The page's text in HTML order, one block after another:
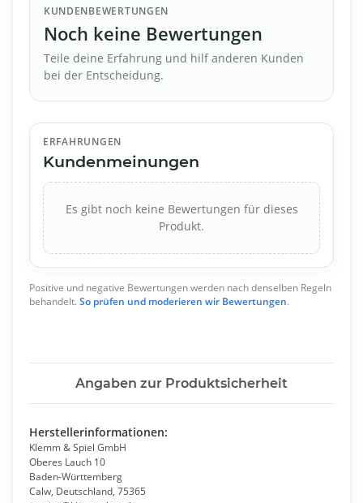
KUNDENBEWERTUNGEN
Noch keine Bewertungen
Teile deine Erfahrung und hilf anderen Kunden
bei der Entscheidung.
ERFAHRUNGEN
Kundenmeinungen
Es gibt noch keine Bewertungen für dieses
Produkt.
Positive und negative Bewertungen werden nach denselben Regeln
behandelt. So prüfen und moderieren wir Bewertungen.
Angaben zur Produktsicherheit
Herstellerinformationen:
Klemm & Spiel GmbH
Oberes Lauch 10
Baden-Württemberg
Calw, Deutschland, 75365